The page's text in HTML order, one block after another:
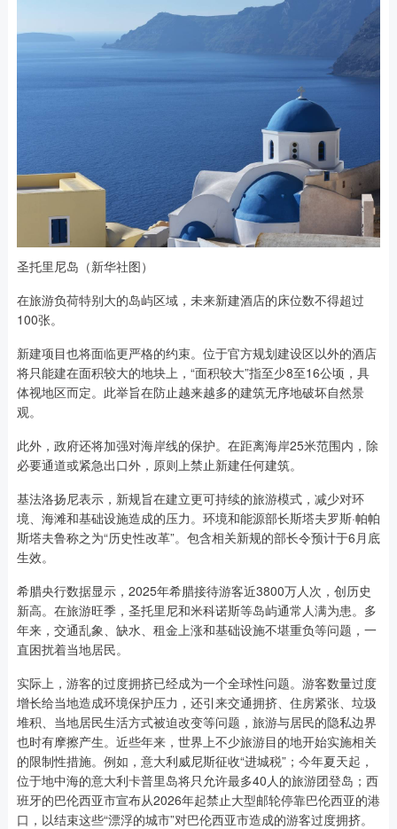
圣托里尼岛（新华社图）
在旅游负荷特别大的岛屿区域，未来新建酒店的床位数不得超过
100张。
新建项目也将面临更严格的约束。位于官方规划建设区以外的酒店
将只能建在面积较大的地块上，“面积较大”指至少8至16公顷，具
体视地区而定。此举旨在防止越来越多的建筑无序地破坏自然景
观。
此外，政府还将加强对海岸线的保护。在距离海岸25米范围内，除
必要通道或紧急出口外，原则上禁止新建任何建筑。
基法洛扬尼表示，新规旨在建立更可持续的旅游模式，减少对环
境、海滩和基础设施造成的压力。环境和能源部长斯塔夫罗斯·帕帕
斯塔夫鲁称之为“历史性改革”。包含相关新规的部长令预计于6月底
生效。
希腊央行数据显示，2025年希腊接待游客近3800万人次，创历史
新高。在旅游旺季，圣托里尼和米科诺斯等岛屿通常人满为患。多
年来，交通乱象、缺水、租金上涨和基础设施不堪重负等问题，一
直困扰着当地居民。
实际上，游客的过度拥挤已经成为一个全球性问题。游客数量过度
增长给当地造成环境保护压力，还引来交通拥挤、住房紧张、垃圾
堆积、当地居民生活方式被迫改变等问题，旅游与居民的隐私边界
也时有摩擦产生。近些年来，世界上不少旅游目的地开始实施相关
的限制性措施。例如，意大利威尼斯征收“进城税”；今年夏天起，
位于地中海的意大利卡普里岛将只允许最多40人的旅游团登岛；西
班牙的巴伦西亚市宣布从2026年起禁止大型邮轮停靠巴伦西亚的港
口，以结束这些“漂浮的城市”对巴伦西亚市造成的游客过度拥挤。